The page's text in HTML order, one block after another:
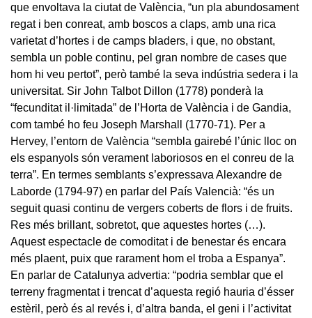
que envoltava la ciutat de València, “un pla abundosament
regat i ben conreat, amb boscos a claps, amb una rica
varietat d’hortes i de camps bladers, i que, no obstant,
sembla un poble continu, pel gran nombre de cases que
hom hi veu pertot”, però també la seva indústria sedera i la
universitat. Sir John Talbot Dillon (1778) ponderà la
“fecunditat il·limitada” de l’Horta de València i de Gandia,
com també ho feu Joseph Marshall (1770-71). Per a
Hervey, l’entorn de València “sembla gairebé l’únic lloc on
els espanyols són verament laboriosos en el conreu de la
terra”. En termes semblants s’expressava Alexandre de
Laborde (1794-97) en parlar del País Valencià: “és un
seguit quasi continu de vergers coberts de flors i de fruits.
Res més brillant, sobretot, que aquestes hortes (…).
Aquest espectacle de comoditat i de benestar és encara
més plaent, puix que rarament hom el troba a Espanya”.
En parlar de Catalunya advertia: “podria semblar que el
terreny fragmentat i trencat d’aquesta regió hauria d’ésser
estèril, però és al revés i, d’altra banda, el geni i l’activitat